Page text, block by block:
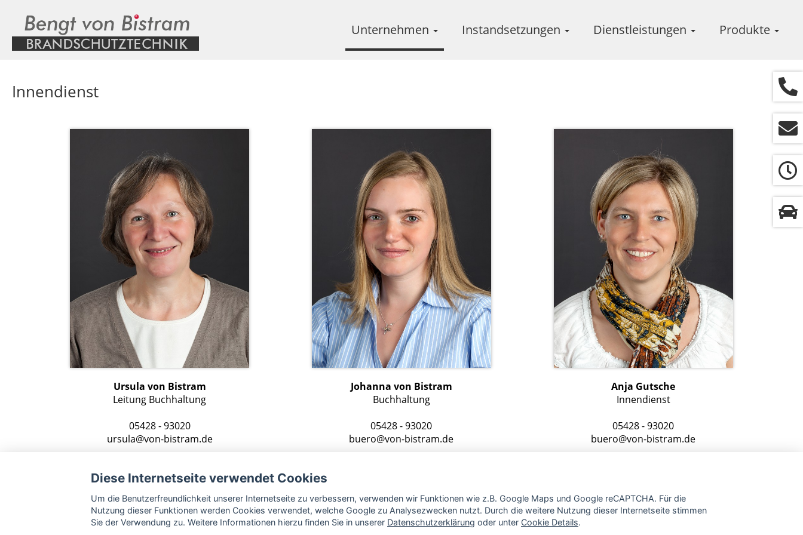
Unternehmen Instandsetzungen Dienstleistungen Produkte
Innendienst
Ursula von Bistram
Leitung Buchhaltung
05428 - 93020
ursula@von-bistram.de
Johanna von Bistram
Buchhaltung
05428 - 93020
buero@von-bistram.de
Anja Gutsche
Innendienst
05428 - 93020
buero@von-bistram.de
Diese Internetseite verwendet Cookies
Um die Benutzerfreundlichkeit unserer Internetseite zu verbessern, verwenden wir Funktionen wie z.B. Google Maps und Google reCAPTCHA. Für die
Nutzung dieser Funktionen werden Cookies verwendet, welche Google zu Analysezwecken nutzt. Durch die weitere Nutzung dieser Internetseite stimmen
Sie der Verwendung zu. Weitere Informationen hierzu finden Sie in unserer Datenschutzerklärung oder unter Cookie Details.